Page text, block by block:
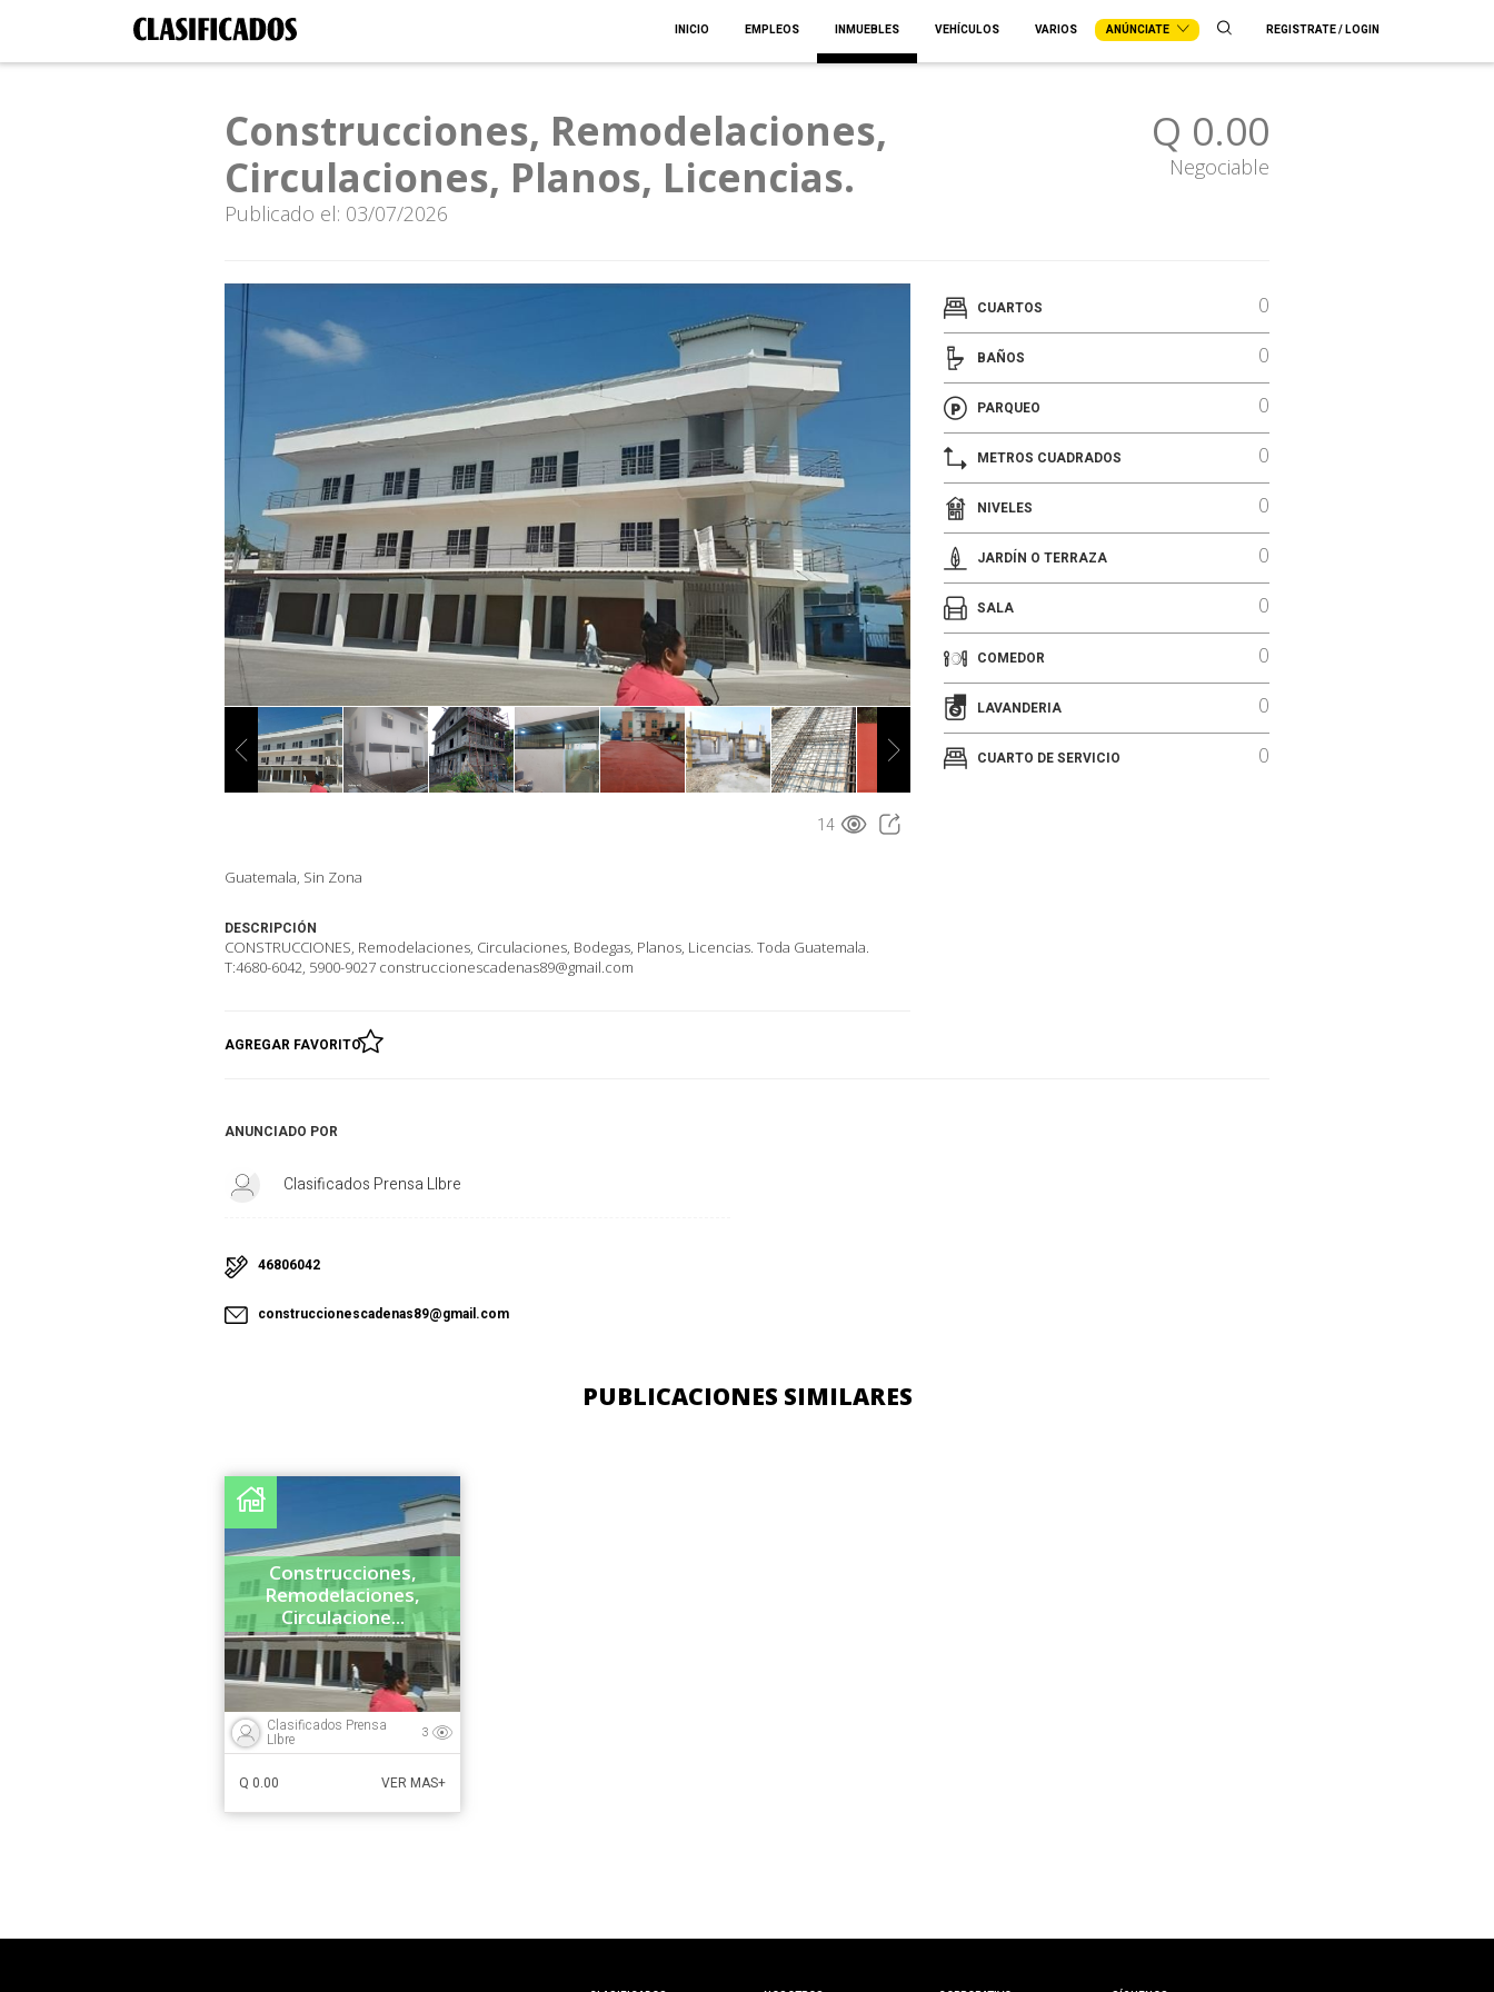
INICIO EMPLEOS INMUEBLES VEHÍCULOS VARIOS ANÚNCIATE REGISTRATE / LOGIN
Construcciones, Remodelaciones,
Circulaciones, Planos, Licencias.
Publicado el: 03/07/2026
Q 0.00
Negociable
14
Guatemala, Sin Zona
DESCRIPCIÓN
CONSTRUCCIONES, Remodelaciones, Circulaciones, Bodegas, Planos, Licencias. Toda Guatemala.
T:4680-6042, 5900-9027 construccionescadenas89@gmail.com
AGREGAR FAVORITO
CUARTOS 0
BAÑOS 0
PARQUEO 0
METROS CUADRADOS 0
NIVELES 0
JARDÍN O TERRAZA 0
SALA 0
COMEDOR 0
LAVANDERIA 0
CUARTO DE SERVICIO 0
ANUNCIADO POR
Clasificados Prensa LIbre
46806042
construccionescadenas89@gmail.com
PUBLICACIONES SIMILARES
Construcciones,
Remodelaciones,
Circulacione...
Clasificados Prensa
LIbre 3
Q 0.00 VER MAS+